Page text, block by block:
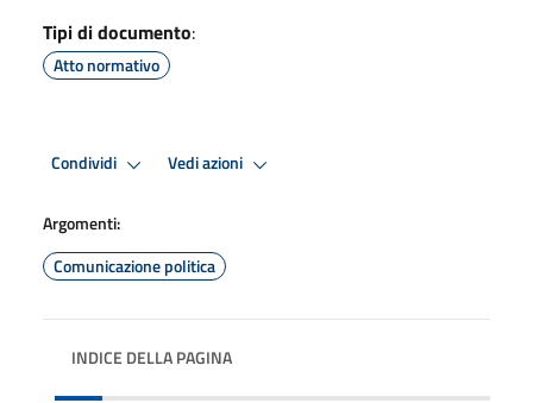
Tipi di documento:
Atto normativo
Condividi Vedi azioni
Argomenti:
Comunicazione politica
INDICE DELLA PAGINA